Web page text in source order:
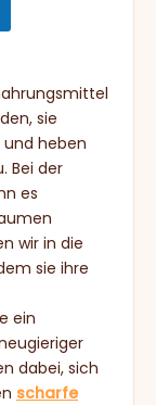
sie
heben
Bei der
es
wir in die
sie ihre
ein
dabei, sich
scharfe